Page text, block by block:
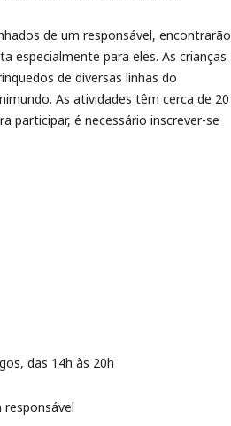
de um responsável, encontrarão
especialmente para eles. As crianças
de diversas linhas do
As atividades têm cerca de 20
participar, é necessário inscrever-se
das 14h às 20h